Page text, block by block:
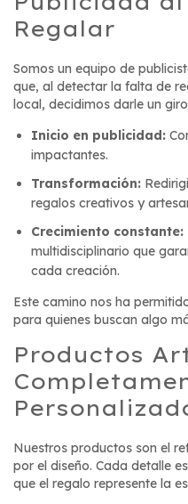
Regalar
Somos un equipo de
que, al detectar la falta de
local, decidimos darle un
Inicio en publicidad:
impactantes.
Transformación:
regalos creativos y
Crecimiento constante:
multidisciplinario que
cada creación.
Este camino nos ha
para quienes buscan algo
Productos
Nuestros productos son el
por el diseño. Cada detalle
que el regalo represente la